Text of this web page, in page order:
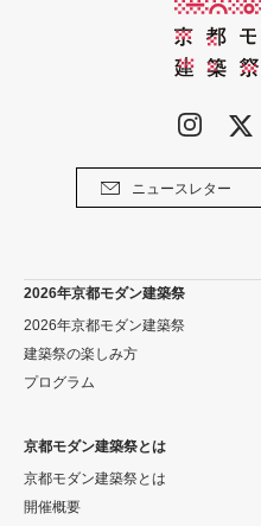
ニュースレター
2026年京都モダン建築祭
2026年京都モダン建築祭
建築祭の楽しみ方
プログラム
京都モダン建築祭とは
京都モダン建築祭とは
開催概要